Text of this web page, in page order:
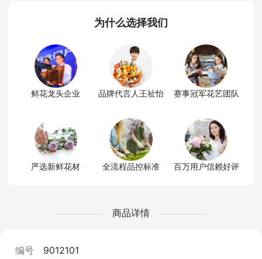
为什么选择我们
鲜花龙头企业 品牌代言人王祉怡 赛事冠军花艺团队
严选新鲜花材 全流程品控标准 百万用户信赖好评
商品详情
编号
9012101